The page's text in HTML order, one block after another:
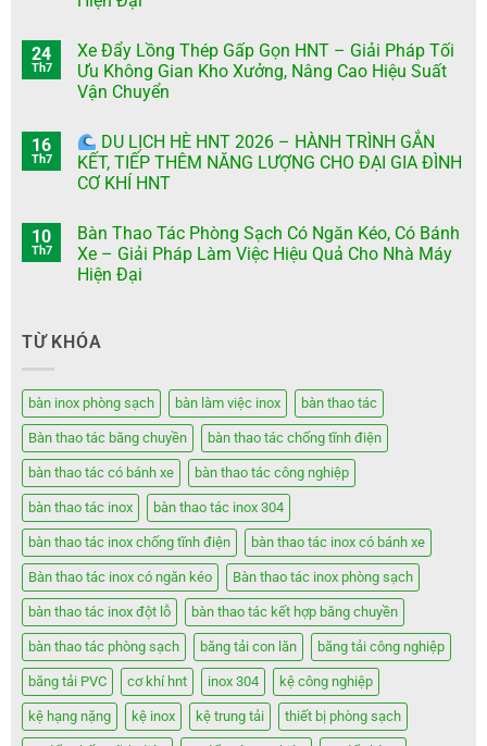
24
Th7
Xe Đẩy Lồng Thép Gấp Gọn HNT – Giải Pháp Tối
Ưu Không Gian Kho Xưởng, Nâng Cao Hiệu Suất
Vận Chuyển
16
Th7
DU LỊCH HÈ HNT 2026 – HÀNH TRÌNH GẮN
KẾT, TIẾP THÊM NĂNG LƯỢNG CHO ĐẠI GIA ĐÌNH
CƠ KHÍ HNT
10
Th7
Bàn Thao Tác Phòng Sạch Có Ngăn Kéo, Có Bánh
Xe – Giải Pháp Làm Việc Hiệu Quả Cho Nhà Máy
Hiện Đại
TỪ KHÓA
bàn inox phòng sạch bàn làm việc inox bàn thao tác
Bàn thao tác băng chuyền bàn thao tác chống tĩnh điện
bàn thao tác có bánh xe bàn thao tác công nghiệp
bàn thao tác inox bàn thao tác inox 304
bàn thao tác inox chống tĩnh điện bàn thao tác inox có bánh xe
Bàn thao tác inox có ngăn kéo Bàn thao tác inox phòng sạch
bàn thao tác inox đột lỗ bàn thao tác kết hợp băng chuyền
bàn thao tác phòng sạch băng tải con lăn băng tải công nghiệp
băng tải PVC cơ khí hnt inox 304 kệ công nghiệp
kệ hạng nặng kệ inox kệ trung tải thiết bị phòng sạch